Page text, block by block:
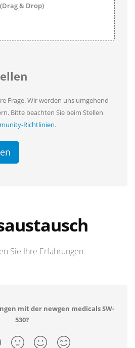
(Drag & Drop)
Frage. Wir werden uns umgehend
Bitte beachten Sie beim Stellen
Richtlinien.
Sie Ihre Erfahrungen.
mit der newgen medicals SW-
530?